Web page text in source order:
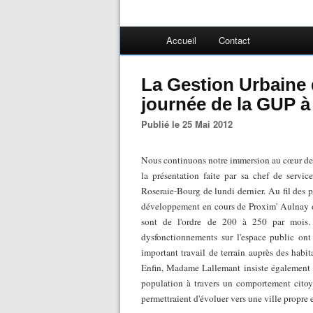
Accueil Contact
La Gestion
journée de la GUP
Publié le 25 Mai 2012
Nous continuons notre immersion au cœur
la présentation faite par sa chef de
Roseraie-Bourg de lundi dernier. Au fil des
développement en cours de Proxim'
sont de l'ordre de 200 à 250 par
dysfonctionnements sur l'espace public
important travail de terrain auprès des
Enfin, Madame Lallemant insiste
population à travers un comportement
permettraient d'évoluer vers une ville propre